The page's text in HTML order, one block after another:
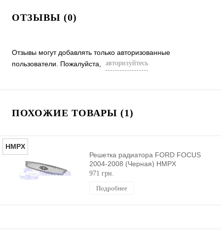
ОТЗЫВЫ (0)
Отзывы могут добавлять только авторизованные
пользователи. Пожалуйста,
авторизуйтесь
ПОХОЖИЕ ТОВАРЫ (1)
HMPX
Решетка радиатора FORD FOCUS
2004-2008 (Черная) HMPX
971 грн.
Подробнее